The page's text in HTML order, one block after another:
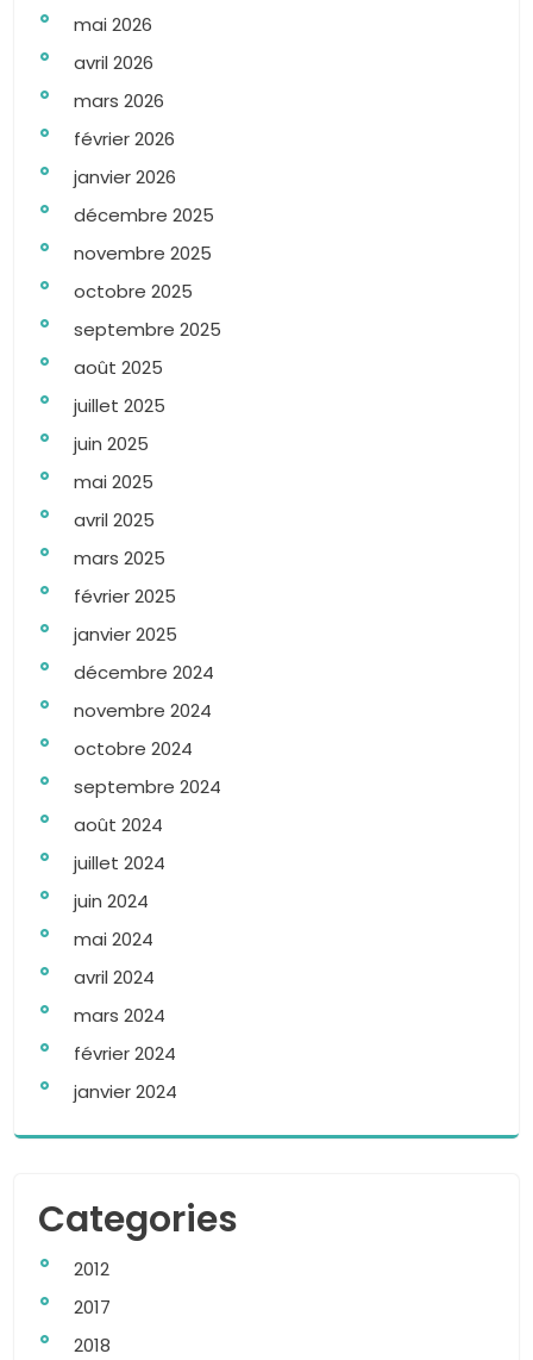
mai 2026
avril 2026
mars 2026
février 2026
janvier 2026
décembre 2025
novembre 2025
octobre 2025
septembre 2025
août 2025
juillet 2025
juin 2025
mai 2025
avril 2025
mars 2025
février 2025
janvier 2025
décembre 2024
novembre 2024
octobre 2024
septembre 2024
août 2024
juillet 2024
juin 2024
mai 2024
avril 2024
mars 2024
février 2024
janvier 2024
Categories
2012
2017
2018